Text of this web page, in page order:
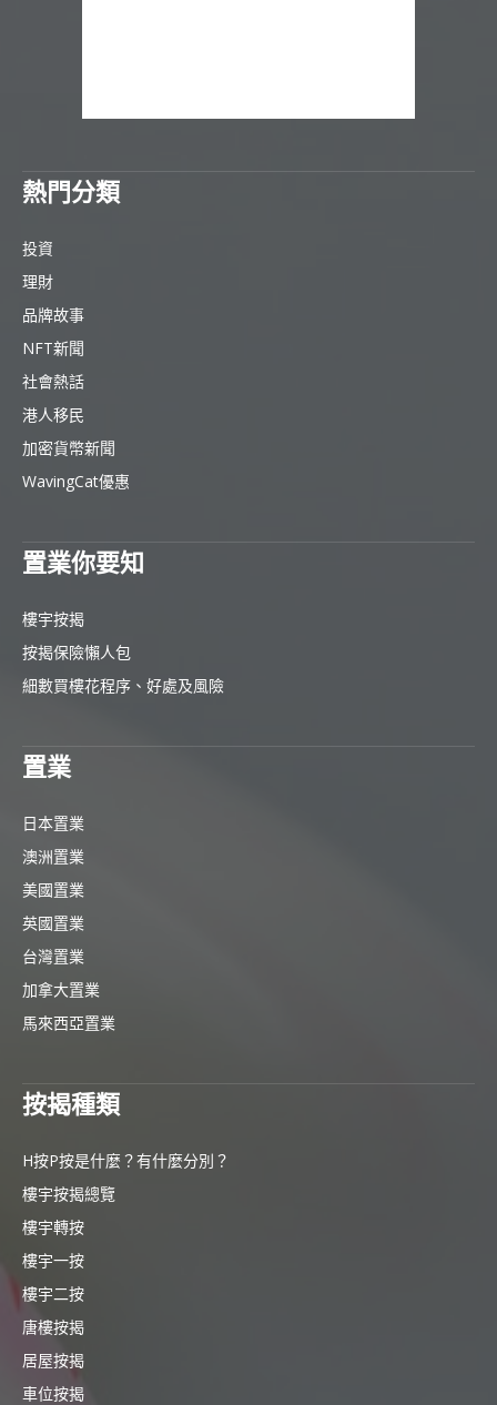
熱門分類
投資
理財
品牌故事
NFT新聞
社會熱話
港人移民
加密貨幣新聞
WavingCat優惠
置業你要知
樓宇按揭
按揭保險懶人包
細數買樓花程序、好處及風險
置業
日本置業
澳洲置業
美國置業
英國置業
台灣置業
加拿大置業
馬來西亞置業
按揭種類
H按P按是什麼？有什麼分別？
樓宇按揭總覽
樓宇轉按
樓宇一按
樓宇二按
唐樓按揭
居屋按揭
車位按揭